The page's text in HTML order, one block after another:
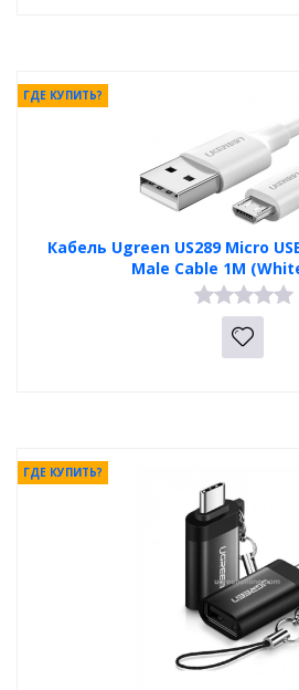
Кабель Ugreen US289 Micro
Male Cable 1M
ГДЕ КУПИТЬ?
ГДЕ КУПИТЬ?